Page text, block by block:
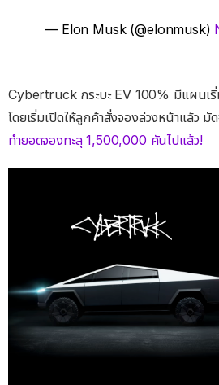
— Elon Musk (@elonmusk)
Cybertruck กระบะ EV 100% มีแผนเ
โดยเริ่มเปิดให้ลูกค้าสั่งจองล่วงหน้าแล้ว มั
ทำยอดจองทะลุ 1,500,000 คันไปแล้ว!